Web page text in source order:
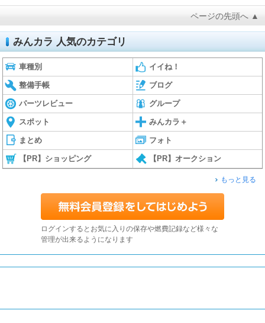
ページの先頭へ ▲
みんカラ 人気のカテゴリ
車種別 イイね！
整備手帳 ブログ
パーツレビュー グループ
スポット みんカラ＋
まとめ フォト
【PR】ショッピング 【PR】オークション
もっと見る
ログインするとお気に入りの保存や燃費記録など様々な
管理が出来るようになります